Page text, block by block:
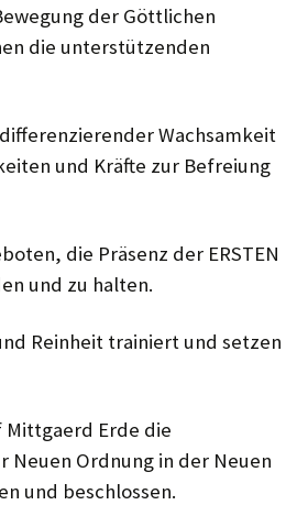
der Göttlichen
die unterstützenden
Wachsamkeit
und Kräfte zur Befreiung
die Präsenz der ERSTEN
und zu halten.
Reinheit trainiert und setzen
Mittgaerd Erde die
Neuen Ordnung in der Neuen
und beschlossen.